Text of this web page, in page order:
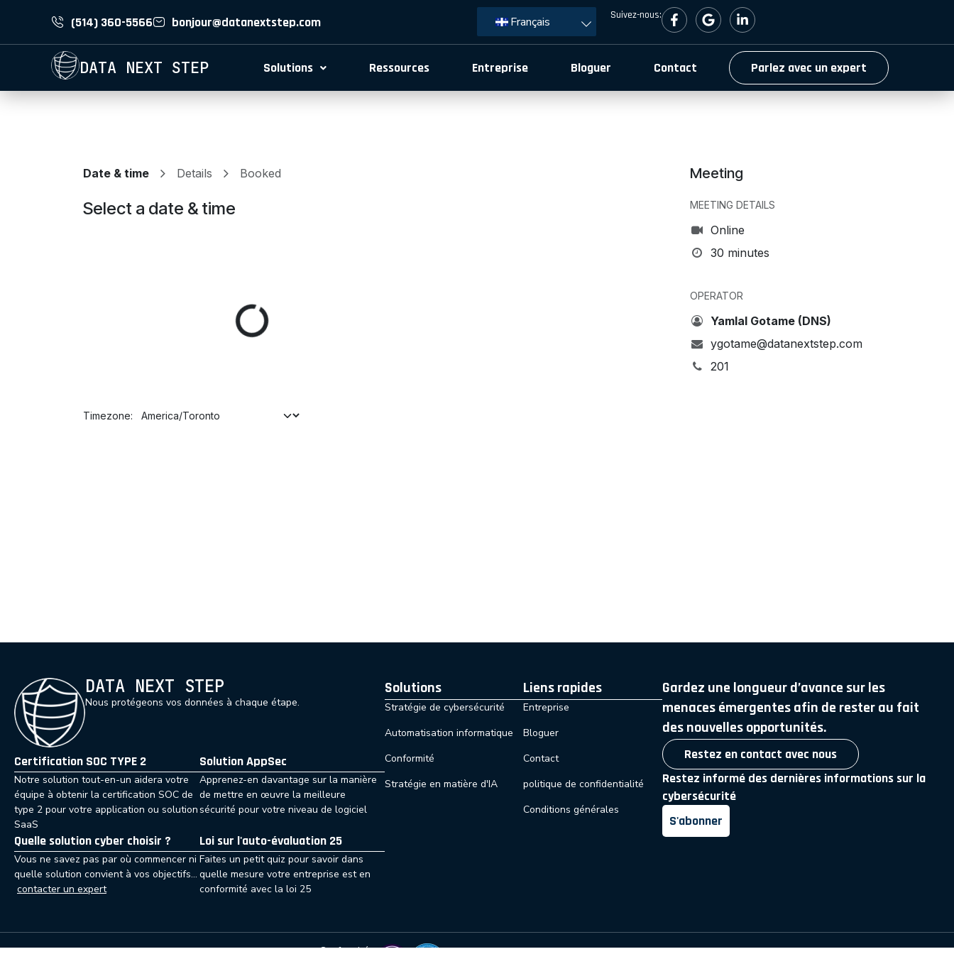
(514) 360-5566 bonjour@datanextstep.com Français Suivez-nous:
DATA NEXT STEP Solutions Ressources Entreprise Bloguer Contact Parlez avec un expert
DATA NEXT STEP
Nous protégeons vos données à chaque étape.
Certification SOC TYPE 2
Notre solution tout-en-un aidera votre
équipe à obtenir la certification SOC de
type 2 pour votre application ou solution
SaaS
Solution AppSec
Apprenez-en davantage sur la manière
de mettre en œuvre la meilleure
sécurité pour votre niveau de logiciel
Quelle solution cyber choisir ?
Vous ne savez pas par où commencer ni
quelle solution convient à vos objectifs…
contacter un expert
Loi sur l'auto-évaluation 25
Faites un petit quiz pour savoir dans
quelle mesure votre entreprise est en
conformité avec la loi 25
Solutions
Stratégie de cybersécurité
Automatisation informatique
Conformité
Stratégie en matière d'IA
Liens rapides
Entreprise
Bloguer
Contact
politique de confidentialité
Conditions générales
Gardez une longueur d’avance sur les
menaces émergentes afin de rester au fait
des nouvelles opportunités.
Restez en contact avec nous
Restez informé des dernières informations sur la
cybersécurité
S'abonner
Conformité: